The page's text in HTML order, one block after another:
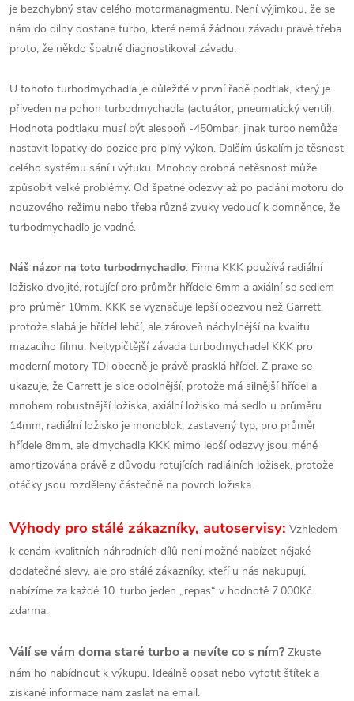
je bezchybný stav celého motormanagmentu. Není výjimkou, že se
nám do dílny dostane turbo, které nemá žádnou závadu pravě třeba
proto, že někdo špatně diagnostikoval závadu.
U tohoto turbodmychadla je důležité v první řadě podtlak, který je
přiveden na pohon turbodmychadla (actuátor, pneumatický ventil).
Hodnota podtlaku musí být alespoň -450mbar, jinak turbo nemůže
nastavit lopatky do pozice pro plný výkon. Dalším úskalím je těsnost
celého systému sání i výfuku. Mnohdy drobná netěsnost může
způsobit velké problémy. Od špatné odezvy až po padání motoru do
nouzového režimu nebo třeba různé zvuky vedoucí k domněnce, že
turbodmychadlo je vadné.
Náš názor na toto turbodmychadlo: Firma KKK používá radiální
ložisko dvojité, rotující pro průměr hřídele 6mm a axiální se sedlem
pro průměr 10mm. KKK se vyznačuje lepší odezvou než Garrett,
protože slabá je hřídel lehčí, ale zároveň náchylnější na kvalitu
mazacího filmu. Nejtypičtější závada turbodmychadel KKK pro
moderní motory TDi obecně je právě prasklá hřídel. Z praxe se
ukazuje, že Garrett je sice odolnější, protože má silnější hřídel a
mnohem robustnější ložiska, axiální ložisko má sedlo u průměru
14mm, radiální ložisko je monoblok, zastavený typ, pro průměr
hřídele 8mm, ale dmychadla KKK mimo lepší odezvy jsou méně
amortizována právě z důvodu rotujících radiálních ložisek, protože
otáčky jsou rozděleny částečně na povrch ložiska.
Výhody pro stálé zákazníky, autoservisy: Vzhledem
k cenám kvalitních náhradních dílů není možné nabízet nějaké
dodatečné slevy, ale pro stálé zákazníky, kteří u nás nakupují,
nabízíme za každé 10. turbo jeden „repas“ v hodnotě 7.000Kč
zdarma.
Válí se vám doma staré turbo a nevíte co s ním? Zkuste
nám ho nabídnout k výkupu. Ideálně opsat nebo vyfotit štítek a
získané informace nám zaslat na email.